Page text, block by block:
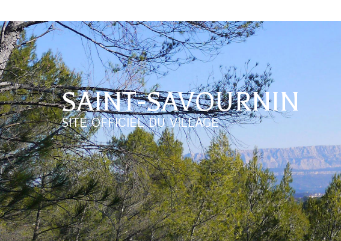
SAINT-SAVOURNIN
SITE OFFICIEL DU VILLAGE